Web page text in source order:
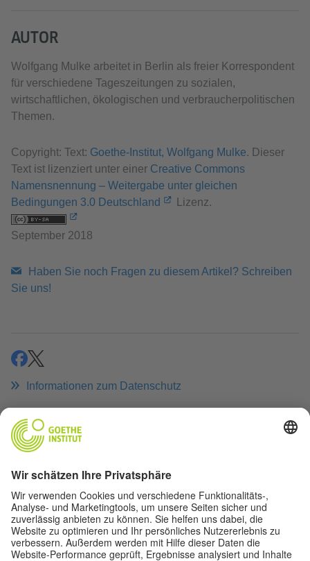
AUTOR
Wolfgang Mulke arbeitet in Berlin als freier Korrespondent
für verschiedene Tageszeitungen zu sozialen,
wirtschaftlichen, ökologischen und verbraucherpolitischen
Themen.
Copyright: Text: Goethe-Institut, Wolfgang Mulke. Dieser
Text ist lizenziert unter einer Creative Commons
Namensnennung – Weitergabe unter gleichen
Bedingungen 3.0 Deutschland
Lizenz.
September 2018
Haben Sie noch Fragen zu diesem Artikel? Schreiben
Sie uns!
teilenteilen
Informationen zum Datenschutz
Bundesamt für Sicherheit in der Informationstechnik
(BSI)
BSI-Lageberichte zur IT-Sicherheit in Deutschland